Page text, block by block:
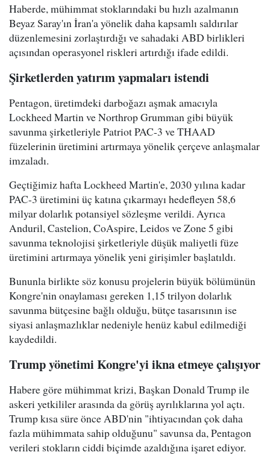
Haberde, mühimmat stoklarındaki bu hızlı azalmanın
Beyaz Saray'ın İran'a yönelik daha kapsamlı saldırılar
düzenlemesini zorlaştırdığı ve sahadaki ABD birlikleri
açısından operasyonel riskleri artırdığı ifade edildi.
Şirketlerden yatırım yapmaları istendi
Pentagon, üretimdeki darboğazı aşmak amacıyla
Lockheed Martin ve Northrop Grumman gibi büyük
savunma şirketleriyle Patriot PAC-3 ve THAAD
füzelerinin üretimini artırmaya yönelik çerçeve anlaşmalar
imzaladı.
Geçtiğimiz hafta Lockheed Martin'e, 2030 yılına kadar
PAC-3 üretimini üç katına çıkarmayı hedefleyen 58,6
milyar dolarlık potansiyel sözleşme verildi. Ayrıca
Anduril, Castelion, CoAspire, Leidos ve Zone 5 gibi
savunma teknolojisi şirketleriyle düşük maliyetli füze
üretimini artırmaya yönelik yeni girişimler başlatıldı.
Bununla birlikte söz konusu projelerin büyük bölümünün
Kongre'nin onaylaması gereken 1,15 trilyon dolarlık
savunma bütçesine bağlı olduğu, bütçe tasarısının ise
siyasi anlaşmazlıklar nedeniyle henüz kabul edilmediği
kaydedildi.
Trump yönetimi Kongre'yi ikna etmeye çalışıyor
Habere göre mühimmat krizi, Başkan Donald Trump ile
askeri yetkililer arasında da görüş ayrılıklarına yol açtı.
Trump kısa süre önce ABD'nin "ihtiyacından çok daha
fazla mühimmata sahip olduğunu" savunsa da, Pentagon
verileri stokların ciddi biçimde azaldığına işaret ediyor.